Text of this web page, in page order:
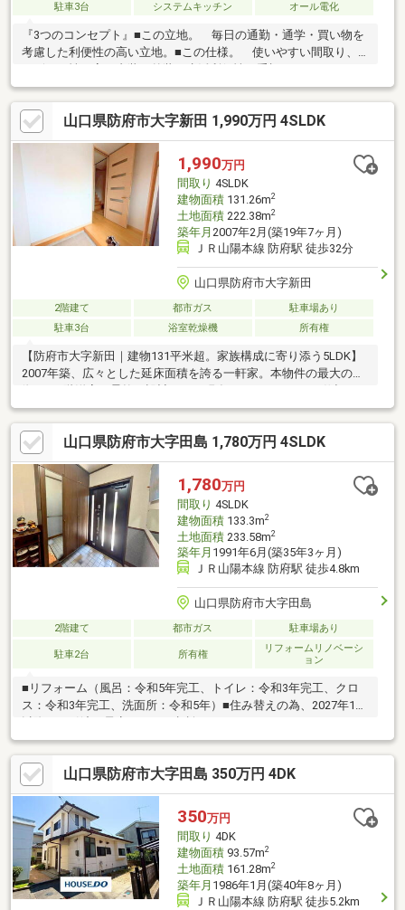
駐車3台
システムキッチン オール電化
『3つのコンセプト』■この立地。 毎日の通勤・通学・買い物を
考慮した利便性の高い立地。■この仕様。 使いやすい間取り、
ア。 お客様の生活をイメージしながらこだわりをもって設計。
■この価格。 この立地でこの仕様なら納得！という価格設定。
山口県防府市大字新田 1,990万円 4SLDK
1,990万円
間取り 4SLDK
建物面積131.26m2
土地面積222.38m2
築年月 2007年2月(築19年7ヶ月)
ＪＲ山陽本線 防府駅 徒歩32分
山口県防府市大字新田
2階建て 都市ガス
駐車場あり
駐車3台
浴室乾燥機 所有権
【防府市大字新田｜建物131平米超。家族構成に寄り添う5LDK】
2007年築、広々とした延床面積を誇る一軒家。本物件の最大の特
徴は、2階洋室の柔軟な設計です。現在はクローゼットで仕切られ
ていますが、移動すれば約12帖の開放的な一部屋としても活用可
能。用途に合わせて間取りを変更できます。1階・2階合わせて5
つの居室があり、在宅ワークや趣味の部屋が必要な方にも余裕の
広さ。現在空家のため、周囲に気兼ねなく内覧いただけます。リ
フォーム無しの現状渡しにより、ご予算に合わせて必要な箇所だ
けを整える「賢い中古住宅選び」が叶う一軒です。広さと可能性
をぜひ現地でご確認ください。
山口県防府市大字田島 1,780万円 4SLDK
1,780万円
間取り 4SLDK
建物面積133.3m2
土地面積233.58m2
築年月 1991年6月(築35年3ヶ月)
ＪＲ山陽本線 防府駅 徒歩4.8km
山口県防府市大字田島
2階建て 都市ガス 駐車場あり
駐車2台 所有権
リフォームリノベーシ
ョン
■リフォーム（風呂：令和5年完工、トイレ：令和3年完工、クロ
ス：令和3年完工、洗面所：令和5年）■住み替えの為、2027年1月
山口県防府市大字田島 350万円 4DK
350万円
間取り 4DK
建物面積93.57m2
土地面積161.28m2
築年月 1986年1月(築40年8ヶ月)
ＪＲ山陽本線 防府駅 徒歩5.2km